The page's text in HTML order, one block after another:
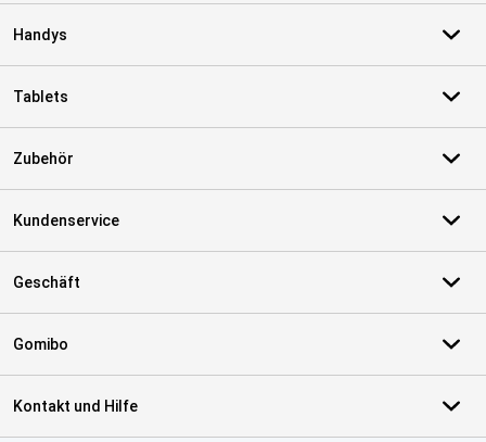
Handys
Tablets
Zubehör
Kundenservice
Geschäft
Gomibo
Kontakt und Hilfe